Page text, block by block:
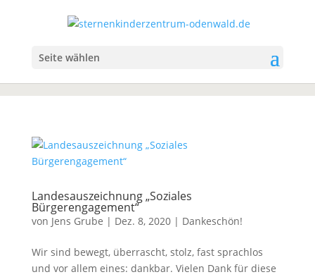
Seite wählen
Landesauszeichnung „Soziales
Bürgerengagement“
von Jens Grube | Dez. 8, 2020| Dankeschön!
Wir sind bewegt, überrascht, stolz, fast sprachlos
und vor allem eines: dankbar. Vielen Dank für diese